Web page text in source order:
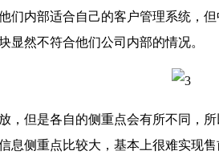
们内部适合自己的客户管理系统，
显然不符合他们公司内部的情况。
但是各自的侧重点会有所不同，
息侧重点比较大，基本上很难实现